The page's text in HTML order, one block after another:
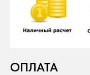
ОПЛАТА